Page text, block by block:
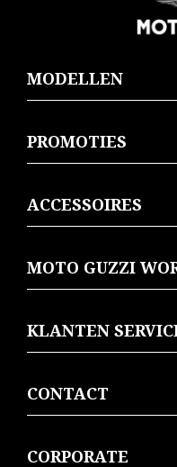
MODELLEN
PROMOTIES
ACCESSOIRES
MOTO GUZZI
KLANTEN
CONTACT
CORPORATE